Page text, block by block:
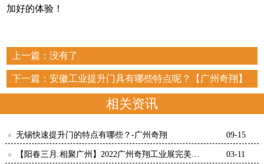
加好的体验！
上一篇：没有了
下一篇： 安徽工业提升门具有哪些特点呢？【广州奇翔】
相关资讯
无锡快速提升门的特点有哪些？-广州奇翔 09-15
【阳春三月.相聚广州】2022广州奇翔工业展完美收
03-11